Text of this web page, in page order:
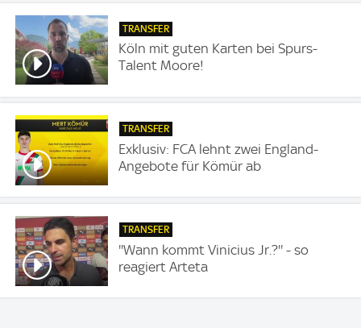
TRANSFER
Köln mit guten Karten bei Spurs-
Talent Moore!
TRANSFER
Exklusiv: FCA lehnt zwei England-
Angebote für Kömür ab
TRANSFER
''Wann kommt Vinicius Jr.?'' - so
reagiert Arteta